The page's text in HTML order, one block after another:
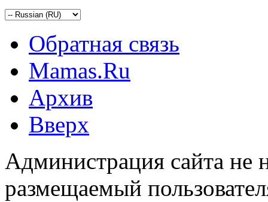
Обратная связь
Mamas.Ru
Архив
Вверх
Администрация сайта не
размещаемый